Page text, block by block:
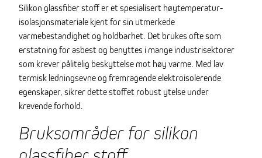
Silikon glassfiber stoff er et spesialisert høytemperatur-
isolasjonsmateriale kjent for sin utmerkede
varmebestandighet og holdbarhet. Det brukes ofte som
erstatning for asbest og benyttes i mange industrisektorer
som krever pålitelig beskyttelse mot høy varme. Med lav
termisk ledningsevne og fremragende elektroisolerende
egenskaper, sikrer dette stoffet robust ytelse under
krevende forhold.
Bruksområder for silikon